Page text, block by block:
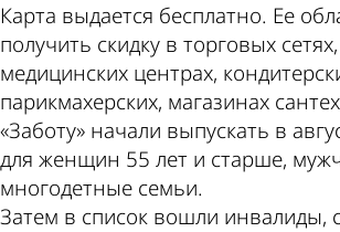
Карта выдается бесплатно. Ее
получить скидку в торговых
медицинских центрах,
парикмахерских, магазинах
«Заботу» начали выпускать в
для женщин 55 лет и старше,
многодетные семьи.
Затем в список вошли инвалиды,